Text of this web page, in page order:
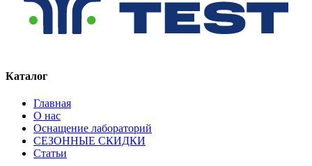
Каталог
Главная
О нас
Оснащение лабораторий
СЕЗОННЫЕ СКИДКИ
Статьи